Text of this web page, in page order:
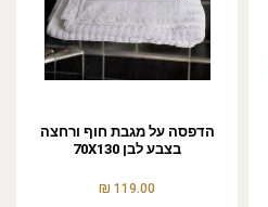
הדפסה על מגבת חוף ורחצה
בצבע לבן 70X130
119.00
₪